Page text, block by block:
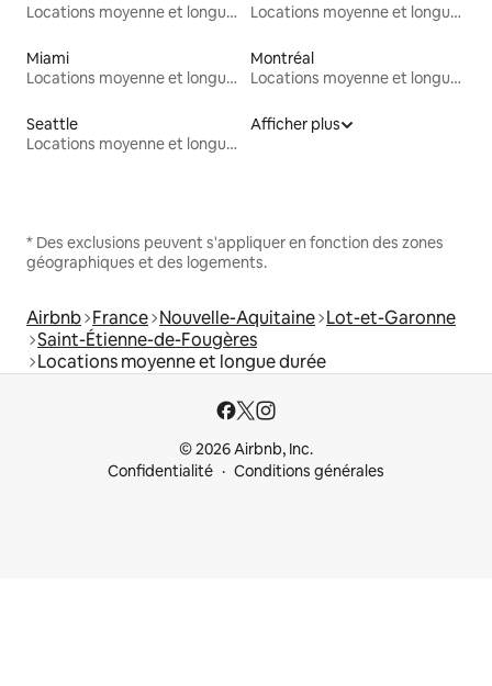
Locations moyenne et longue durée
Locations moyenne et longue durée
Miami
Locations moyenne et longue durée
Montréal
Locations moyenne et longue durée
Seattle
Locations moyenne et longue durée
Afficher plus
* Des exclusions peuvent s'appliquer en fonction des zones
géographiques et des logements.
Airbnb France Nouvelle-Aquitaine Lot-et-Garonne
Saint-Étienne-de-Fougères
Locations moyenne et longue durée
© 2026 Airbnb, Inc.
Confidentialité
Conditions générales